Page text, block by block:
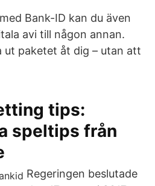
Bank-ID kan du även
avi till någon annan.
ut paketet åt dig – utan att
tips:
speltips från
Regeringen beslutade